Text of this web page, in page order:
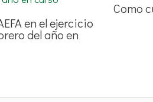
en el ejercicio
del año en
Como